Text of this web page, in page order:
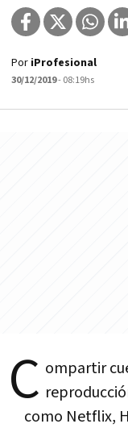
Por iProfesional
30/12/2019- 08:19hs
C ompartir
como Netflix,